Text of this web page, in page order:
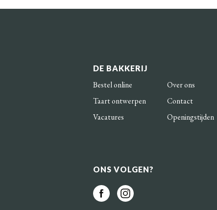
DE BAKKERIJ
Bestel online Over ons
Taart ontwerpen
Contact
Vacatures
Openingstijden
ONS VOLGEN?